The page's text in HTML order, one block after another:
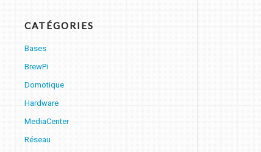
CATÉGORIES
Bases
BrewPi
Domotique
Hardware
MediaCenter
Réseau